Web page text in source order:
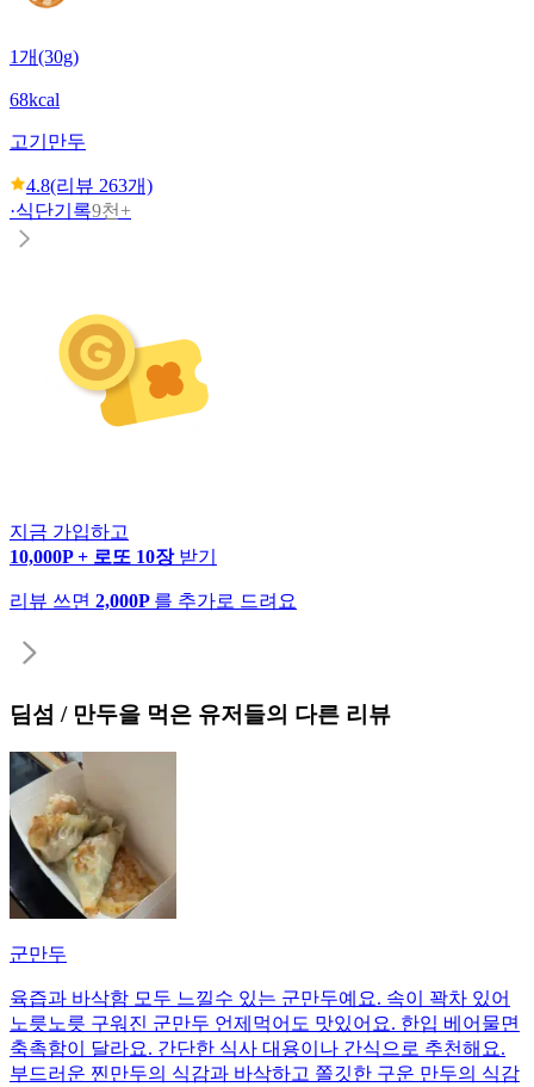
1개(30g)
68kcal
고기만두
4.8(리뷰 263개)
·식단기록9천+
지금 가입하고
10,000P + 로또 10장 받기
리뷰 쓰면 2,000P 를 추가로 드려요
딤섬 / 만두을 먹은 유저들의 다른 리뷰
군만두
육즙과 바삭함 모두 느낄수 있는 군만두예요. 속이 꽉차 있어
노릇노릇 구워진 군만두 언제먹어도 맛있어요. 한입 베어물면
축촉함이 달라요. 간단한 식사 대용이나 간식으로 추천해요.
부드러운 찐만두의 식감과 바삭하고 쫄깃한 구운 만두의 식감